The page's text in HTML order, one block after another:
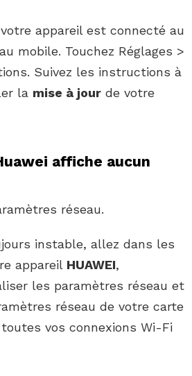
appareil est connecté au
mobile. Touchez Réglages >
Suivez les instructions à
la mise à jour de votre
affiche aucun
réseau.
instable, allez dans les
appareil HUAWEI,
les paramètres réseau et
réseau de votre carte
vos connexions Wi-Fi